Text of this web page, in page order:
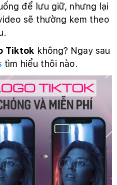
để lưu giữ, nhưng lại
sẽ thường kem theo
Tiktok không? Ngay sau
tìm hiểu thôi nào.